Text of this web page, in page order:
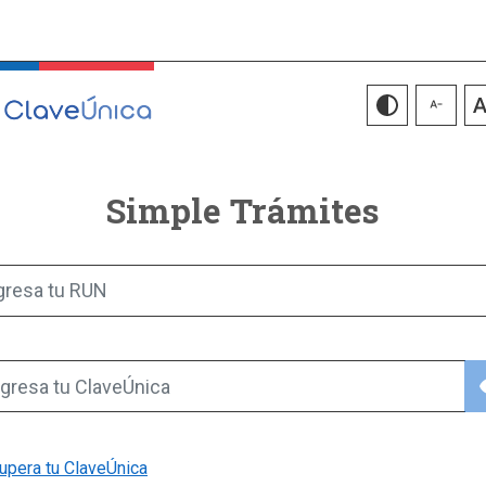
Simple Trámites
tu RUN
tu ClaveÚnica
tu ClaveÚnica